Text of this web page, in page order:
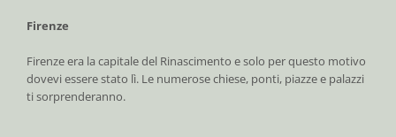
Firenze
Firenze era la capitale del Rinascimento e solo per questo motivo
dovevi essere stato lì. Le numerose chiese, ponti, piazze e palazzi
ti sorprenderanno.